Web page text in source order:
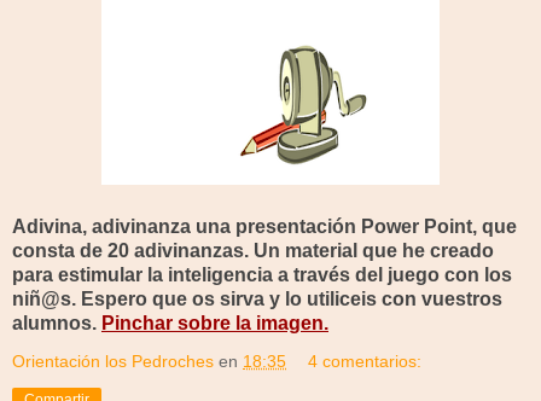
Adivina, adivinanza una presentación Power Point, que
consta de 20 adivinanzas. Un material que he creado
para estimular la inteligencia a través del juego con los
niñ@s. Espero que os sirva y lo utiliceis con vuestros
alumnos. Pinchar sobre la imagen.
Orientación los Pedroches en 18:35 4 comentarios: